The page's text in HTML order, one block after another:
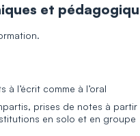
et
l’écrit comme à l’oral
prises de notes à
en solo et en groupe